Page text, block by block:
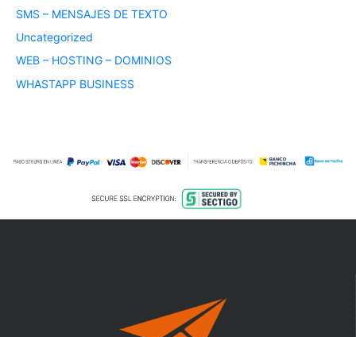
SMS – MENSAJES DE TEXTO
Uncategorized
WEB – HOSTING – DOMINIOS
WHASTAPP BUSINESS